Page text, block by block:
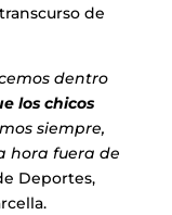
de
dentro
los chicos
siempre,
hora fuera de
Deportes,